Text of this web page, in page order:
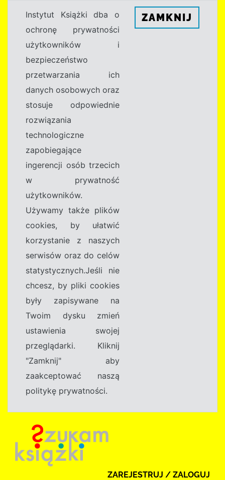
Instytut Książki dba o
ochronę prywatności
użytkowników i
bezpieczeństwo
przetwarzania ich
danych osobowych oraz
stosuje odpowiednie
rozwiązania
technologiczne
zapobiegające
ingerencji osób trzecich
w prywatność
użytkowników.
Używamy także plików
cookies, by ułatwić
korzystanie z naszych
serwisów oraz do celów
statystycznych.Jeśli nie
chcesz, by pliki cookies
były zapisywane na
Twoim dysku zmień
ustawienia swojej
przeglądarki. Kliknij
"Zamknij" aby
zaakceptować naszą
politykę prywatności.
ZAMKNIJ
ZAREJESTRUJ / ZALOGUJ